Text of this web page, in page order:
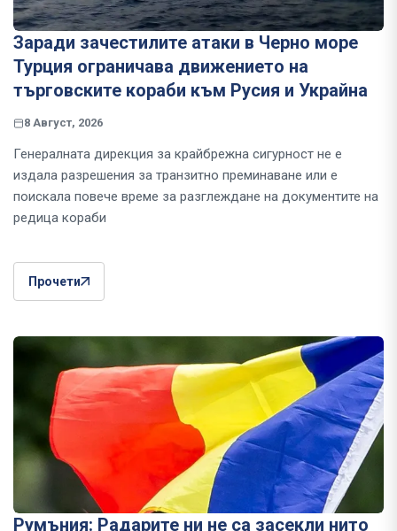
Заради зачестилите атаки в Черно море
Турция ограничава движението на
търговските кораби към Русия и Украйна
8 Август, 2026
Генералната дирекция за крайбрежна сигурност не е
издала разрешения за транзитно преминаване или е
поискала повече време за разглеждане на документите на
редица кораби
Прочети
Румъния: Радарите ни не са засекли нито